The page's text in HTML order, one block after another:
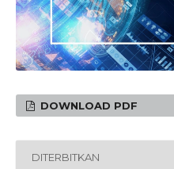
DOWNLOAD PDF
DITERBITKAN